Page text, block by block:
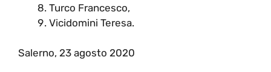
Turco Francesco,
Vicidomini Teresa.
Salerno, 23 agosto 2020